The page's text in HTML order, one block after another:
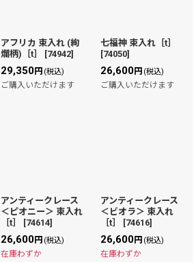
アフリカ 束入れ (絢
爛柄)［t］
[74942]
29,350円 (税込)
ご購入いただけます
七福神 束入れ［t］
[74050]
26,600円 (税込)
ご購入いただけます
アンティークレース
＜ピオニー＞ 束入れ
［t］
[74614]
26,600円 (税込)
在庫わずか
アンティークレース
＜ビオラ＞ 束入れ
［t］
[74616]
26,600円 (税込)
在庫わずか